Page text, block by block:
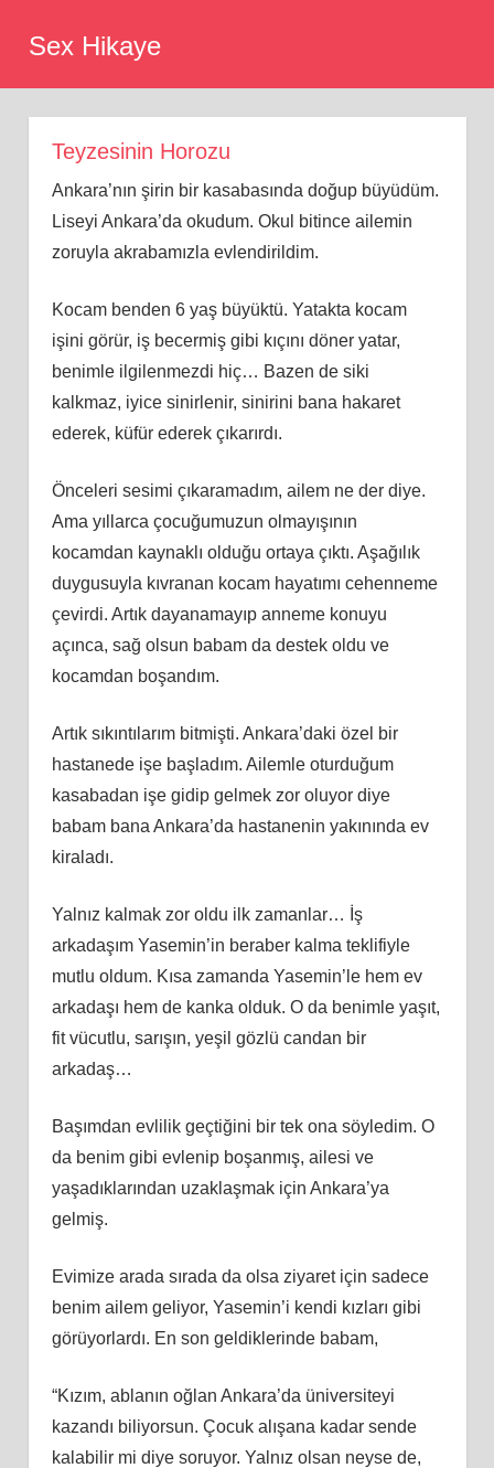
Sex Hikaye
Teyzesinin Horozu
Ankara’nın şirin bir kasabasında doğup büyüdüm.
Liseyi Ankara’da okudum. Okul bitince ailemin
zoruyla akrabamızla evlendirildim.
Kocam benden 6 yaş büyüktü. Yatakta kocam
işini görür, iş becermiş gibi kıçını döner yatar,
benimle ilgilenmezdi hiç… Bazen de siki
kalkmaz, iyice sinirlenir, sinirini bana hakaret
ederek, küfür ederek çıkarırdı.
Önceleri sesimi çıkaramadım, ailem ne der diye.
Ama yıllarca çocuğumuzun olmayışının
kocamdan kaynaklı olduğu ortaya çıktı. Aşağılık
duygusuyla kıvranan kocam hayatımı cehenneme
çevirdi. Artık dayanamayıp anneme konuyu
açınca, sağ olsun babam da destek oldu ve
kocamdan boşandım.
Artık sıkıntılarım bitmişti. Ankara’daki özel bir
hastanede işe başladım. Ailemle oturduğum
kasabadan işe gidip gelmek zor oluyor diye
babam bana Ankara’da hastanenin yakınında ev
kiraladı.
Yalnız kalmak zor oldu ilk zamanlar… İş
arkadaşım Yasemin’in beraber kalma teklifiyle
mutlu oldum. Kısa zamanda Yasemin’le hem ev
arkadaşı hem de kanka olduk. O da benimle yaşıt,
fit vücutlu, sarışın, yeşil gözlü candan bir
arkadaş…
Başımdan evlilik geçtiğini bir tek ona söyledim. O
da benim gibi evlenip boşanmış, ailesi ve
yaşadıklarından uzaklaşmak için Ankara’ya
gelmiş.
Evimize arada sırada da olsa ziyaret için sadece
benim ailem geliyor, Yasemin’i kendi kızları gibi
görüyorlardı. En son geldiklerinde babam,
“Kızım, ablanın oğlan Ankara’da üniversiteyi
kazandı biliyorsun. Çocuk alışana kadar sende
kalabilir mi diye soruyor. Yalnız olsan neyse de,